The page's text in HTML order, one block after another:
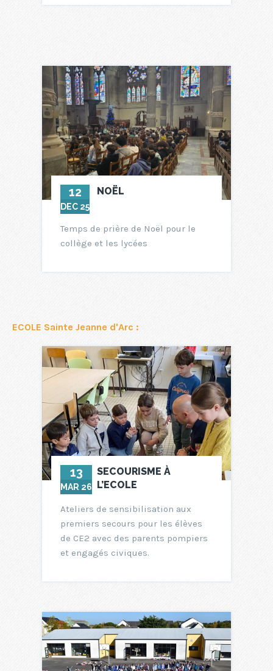
12
DEC 25
NOËL
Temps de prière de Noël pour le
collège et les lycées
ECOLE Sainte Jeanne d'Arc :
13
MAR 26
SECOURISME À
L’ECOLE
Ateliers de sensibilisation aux
premiers secours pour les élèves
de CE2 avec des parents pompiers
et engagés civiques.